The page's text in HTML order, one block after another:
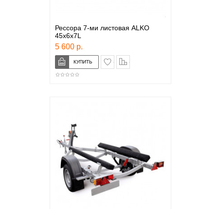
Рессора 7-ми листовая ALKO
45х6х7L
5 600 р.
в закладки